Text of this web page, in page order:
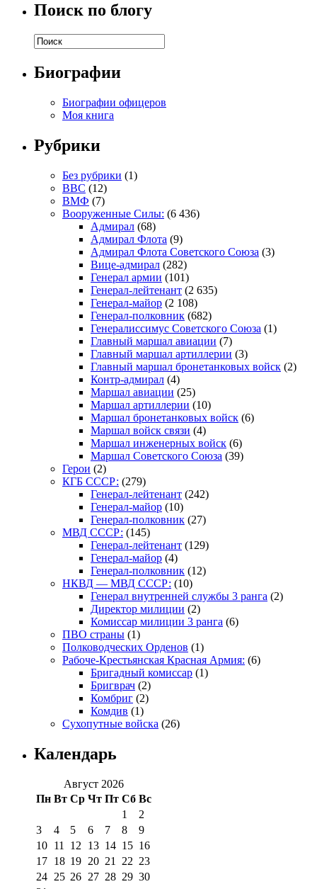
Поиск по блогу
Биографии
Биографии офицеров
Моя книга
Рубрики
Без рубрики (1)
ВВС (12)
ВМФ (7)
Вооруженные Силы: (6 436)
Адмирал (68)
Адмирал Флота (9)
Адмирал Флота Советского Союза (3)
Вице-адмирал (282)
Генерал армии (101)
Генерал-лейтенант (2 635)
Генерал-майор (2 108)
Генерал-полковник (682)
Генералиссимус Советского Союза (1)
Главный маршал авиации (7)
Главный маршал артиллерии (3)
Главный маршал бронетанковых войск (2)
Контр-адмирал (4)
Маршал авиации (25)
Маршал артиллерии (10)
Маршал бронетанковых войск (6)
Маршал войск связи (4)
Маршал инженерных войск (6)
Маршал Советского Союза (39)
Герои (2)
КГБ СССР: (279)
Генерал-лейтенант (242)
Генерал-майор (10)
Генерал-полковник (27)
МВД СССР: (145)
Генерал-лейтенант (129)
Генерал-майор (4)
Генерал-полковник (12)
НКВД — МВД СССР: (10)
Генерал внутренней службы 3 ранга (2)
Директор милиции (2)
Комиссар милиции 3 ранга (6)
ПВО страны (1)
Полководческих Орденов (1)
Рабоче-Крестьянская Красная Армия: (6)
Бригадный комиссар (1)
Бригврач (2)
Комбриг (2)
Комдив (1)
Сухопутные войска (26)
Календарь
Август 2026
Пн Вт Ср Чт Пт Сб Вс
1
2
3
4 5 6 7 8
9
10 11 12 13 14 15 16
17 18 19 20 21 22 23
24 25 26 27 28 29 30